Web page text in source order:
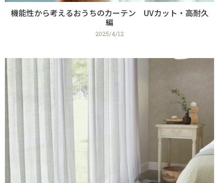
機能性から考えるおうちのカーテン UVカット・高耐久
編
2025/4/12